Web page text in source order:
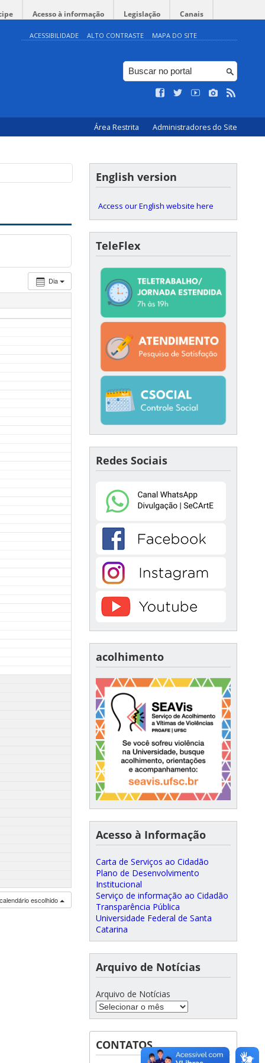
Acesso à informação Legislação Canais
ACESSIBILIDADE ALTO CONTRASTE MAPA DO SITE
Área Restrita Administradores do Site
Dia
escolhido
English version
Access our English website here
TeleFlex
Redes Sociais
acolhimento
Acesso à Informação
Carta de Serviços ao Cidadão
Plano de Desenvolvimento
Institucional
Serviço de informação ao Cidadão
Transparência Pública
Universidade Federal de Santa
Catarina
Arquivo de Notícias
Arquivo de Notícias
CONTATOS